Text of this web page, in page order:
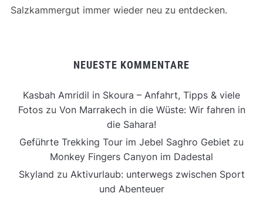
Salzkammergut immer wieder neu zu entdecken.
NEUESTE KOMMENTARE
Kasbah Amridil in Skoura – Anfahrt, Tipps & viele
Fotoszu Von Marrakech in die Wüste: Wir fahren in
die Sahara!
Geführte Trekking Tour im Jebel Saghro Gebiet zu
Monkey Fingers Canyon im Dadestal
Skyland zu Aktivurlaub: unterwegs zwischen Sport
und Abenteuer